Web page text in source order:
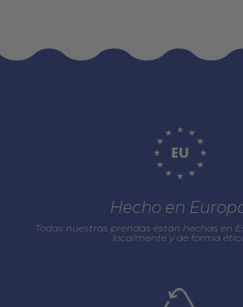
Hecho en
Todas nuestras prendas están hechas en
localmente y de forma